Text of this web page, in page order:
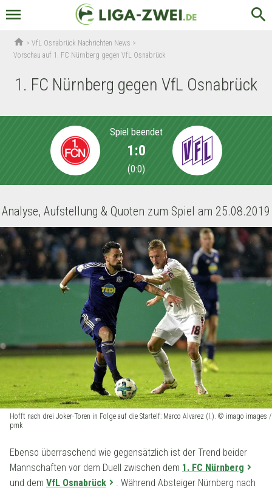
menu search
home >VfL Osnabrück Nachrichten News >
Vorschau auf 1. FC Nürnberg gegen VfL Osnabrück
1. FC Nürnberg gegen VfL Osnabrück
Spiel beendet
1:0
(0:0)
Analyse, Aufstellung & Quoten zum Spiel am 25.08.2019
Hofft nach drei Joker-Toren in Folge auf die Startelf: Marco Alvarez (l.). © imago images /
pmk
Ebenso überraschend wie gegensätzlich ist der Trend beider
Mannschaften vor dem Duell zwischen dem 1. FC Nürnberg
und dem VfL Osnabrück
. Während Absteiger Nürnberg nach